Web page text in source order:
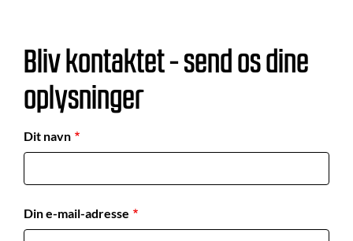
Bliv kontaktet - send os dine
oplysninger
Dit navn
Din e-mail-adresse